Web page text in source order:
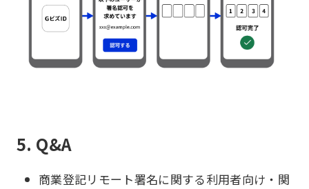
5. Q&A
商業登記リモート署名に関する利用者向け・関